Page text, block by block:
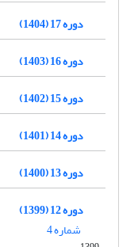
دوره 17 (1404)
دوره 16 (1403)
دوره 15 (1402)
دوره 14 (1401)
دوره 13 (1400)
دوره 12 (1399)
شماره 4